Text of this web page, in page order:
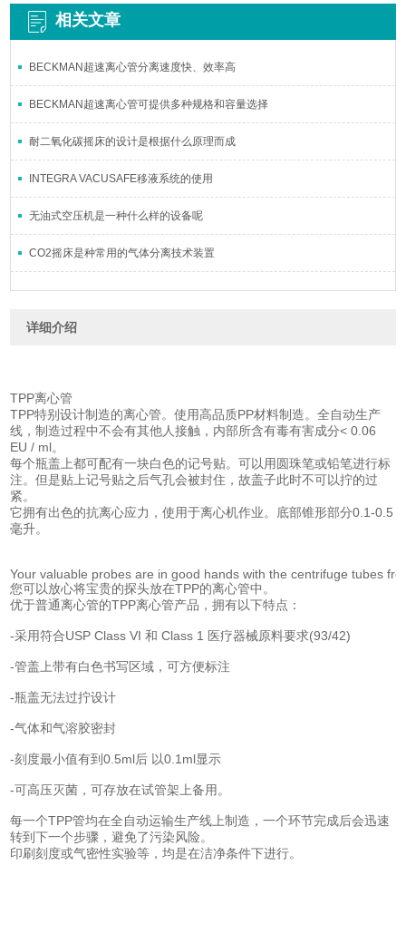
相关文章
BECKMAN超速离心管分离速度快、效率高
BECKMAN超速离心管可提供多种规格和容量选择
耐二氧化碳摇床的设计是根据什么原理而成
INTEGRA VACUSAFE移液系统的使用
无油式空压机是一种什么样的设备呢
CO2摇床是种常用的气体分离技术装置
详细介绍
TPP离心管
TPP特别设计制造的离心管。使用高品质PP材料制造。全自动生产
线，制造过程中不会有其他人接触，内部所含有毒有害成分< 0.06
EU / ml。
每个瓶盖上都可配有一块白色的记号贴。可以用圆珠笔或铅笔进行标
注。但是贴上记号贴之后气孔会被封住，故盖子此时不可以拧的过
紧。
它拥有出色的抗离心应力，使用于离心机作业。底部锥形部分0.1-0.5
毫升。
Your valuable probes are in good hands with the centrifuge tubes
您可以放心将宝贵的探头放在TPP的离心管中。
优于普通离心管的TPP离心管产品，拥有以下特点：
-采用符合USP Class VI 和 Class 1 医疗器械原料要求(93/42)
-管盖上带有白色书写区域，可方便标注
-瓶盖无法过拧设计
-气体和气溶胶密封
-刻度最小值有到0.5ml后 以0.1ml显示
-可高压灭菌，可存放在试管架上备用。
每一个TPP管均在全自动运输生产线上制造，一个环节完成后会迅速
转到下一个步骤，避免了污染风险。
印刷刻度或气密性实验等，均是在洁净条件下进行。